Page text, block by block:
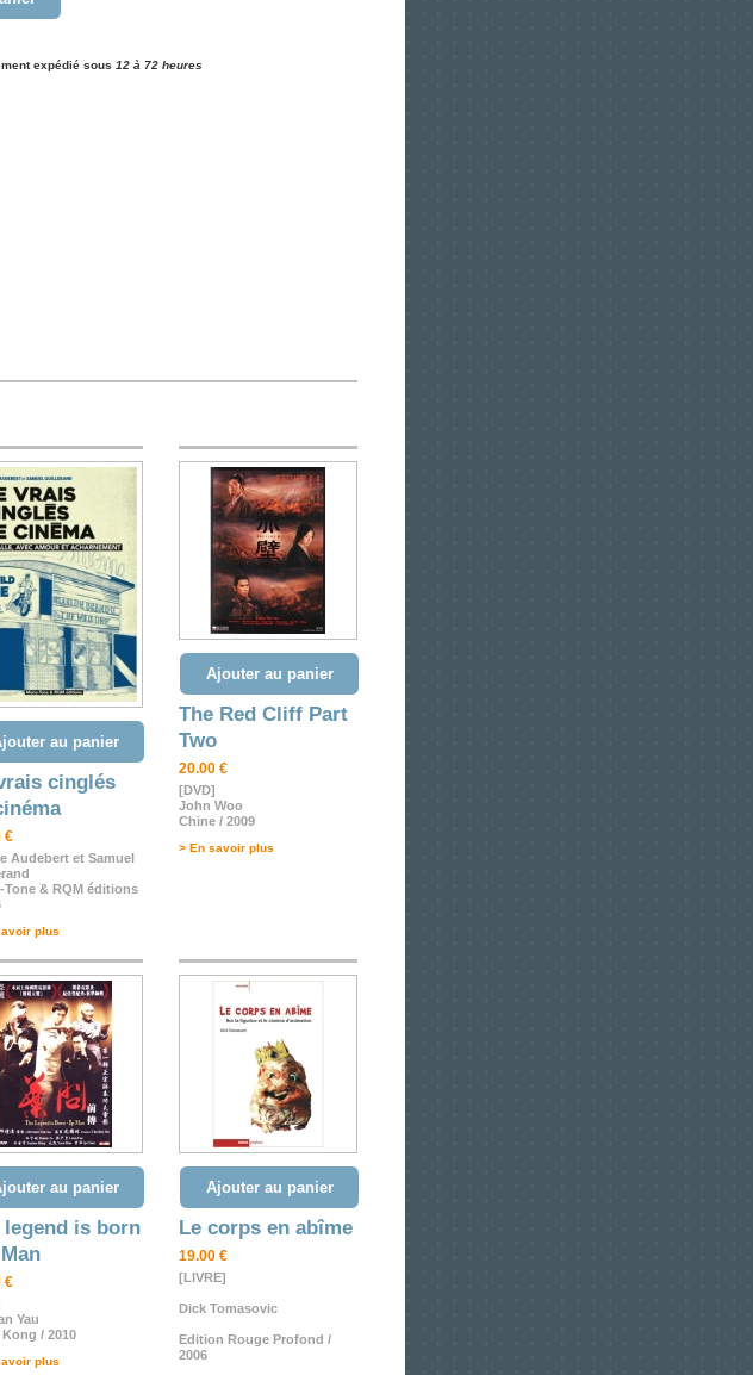
expédié sous 12 à 72 heures
au panier
cinglés
€
Audebert et Samuel
Tone & RQM éditions
plus
Ajouter au panier
The Red Cliff Part
Two
20.00 €
[DVD]
John Woo
Chine / 2009
> En savoir plus
au panier
legend is born
€
Yau
/ 2010
plus
Ajouter au panier
Le corps en abîme
19.00 €
[LIVRE]
Dick Tomasovic
Edition Rouge Profond /
2006